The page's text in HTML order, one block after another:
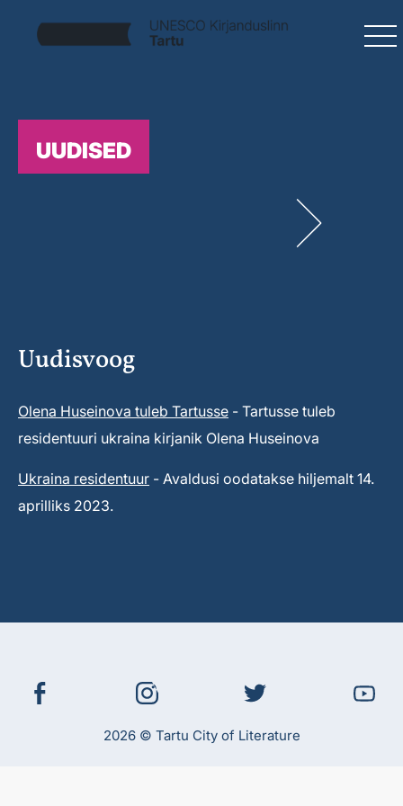
UUDISED
Uudisvoog
Olena Huseinova tuleb Tartusse - Tartusse tuleb
residentuuri ukraina kirjanik Olena Huseinova
Ukraina residentuur - Avaldusi oodatakse hiljemalt 14.
aprilliks 2023.
2026 © Tartu City of Literature